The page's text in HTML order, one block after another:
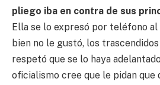
pliego iba en contra de sus
Ella se lo expresó por teléfono
bien no le gustó, los
respetó que se lo haya
oficialismo cree que le pidan que